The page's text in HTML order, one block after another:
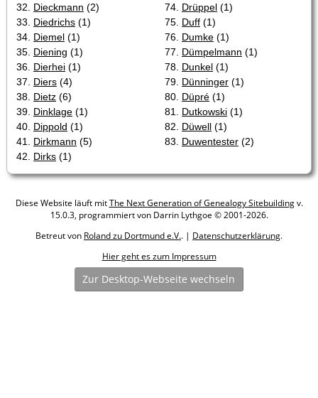
32. Dieckmann (2)
33. Diedrichs (1)
34. Diemel (1)
35. Diening (1)
36. Dierhei (1)
37. Diers (4)
38. Dietz (6)
39. Dinklage (1)
40. Dippold (1)
41. Dirkmann (5)
42. Dirks (1)
74. Drüppel (1)
75. Duff (1)
76. Dumke (1)
77. Dümpelmann (1)
78. Dunkel (1)
79. Dünninger (1)
80. Düpré (1)
81. Dutkowski (1)
82. Düwell (1)
83. Duwentester (2)
Diese Website läuft mitThe Next Generation of Genealogy Sitebuildingv.
15.0.3, programmiert von Darrin Lythgoe © 2001-2026.
Betreut von Roland zu Dortmund e.V.. | Datenschutzerklärung.
Hier geht es zum Impressum
Zur Desktop-Webseite wechseln